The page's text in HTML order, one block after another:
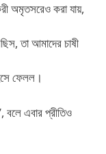
অমৃতসরেও করা যায়,
তা আমাদের চাষী
ফেলল।
বলে এবার প্রীতিও